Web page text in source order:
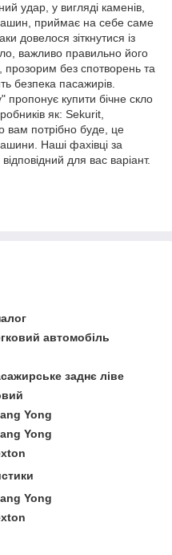
удар, у вигляді каменів,
приймає на себе саме
довелося зіткнутися із
важливо правильно його
прозорим без спотворень та
безпека пасажирів.
пропонує купити бічне скло
як: Sekurit,
вам потрібно буде, це
Наші фахівці за
для вас варіант.
автомобіль
заднє ліве
Yong
Yong
Yong